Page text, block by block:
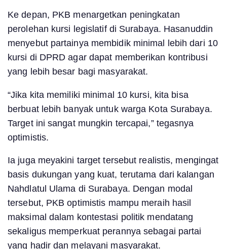
Ke depan, PKB menargetkan peningkatan
perolehan kursi legislatif di Surabaya. Hasanuddin
menyebut partainya membidik minimal lebih dari 10
kursi di DPRD agar dapat memberikan kontribusi
yang lebih besar bagi masyarakat.
“Jika kita memiliki minimal 10 kursi, kita bisa
berbuat lebih banyak untuk warga Kota Surabaya.
Target ini sangat mungkin tercapai,” tegasnya
optimistis.
Ia juga meyakini target tersebut realistis, mengingat
basis dukungan yang kuat, terutama dari kalangan
Nahdlatul Ulama di Surabaya. Dengan modal
tersebut, PKB optimistis mampu meraih hasil
maksimal dalam kontestasi politik mendatang
sekaligus memperkuat perannya sebagai partai
yang hadir dan melayani masyarakat.